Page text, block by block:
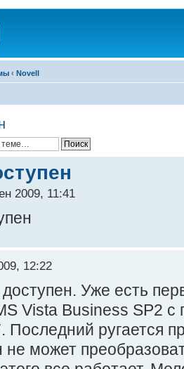
‹ Novell
2009, 11:41
12:22
доступен. Уже есть
Vista Business SP2 с
Последний ругается
не может